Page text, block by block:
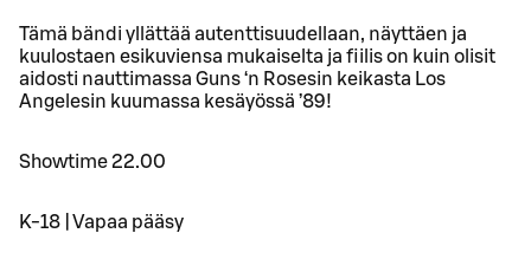
Tämä bändi yllättää autenttisuudellaan, näyttäen ja
kuulostaen esikuviensa mukaiselta ja fiilis on kuin olisit
aidosti nauttimassa Guns ‘n Rosesin keikasta Los
Angelesin kuumassa kesäyössä ’89!
Showtime 22.00
K-18 | Vapaa pääsy